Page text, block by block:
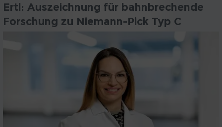
Ertl: Auszeichnung für bahnbrechende
Forschung zu Niemann-Pick Typ C